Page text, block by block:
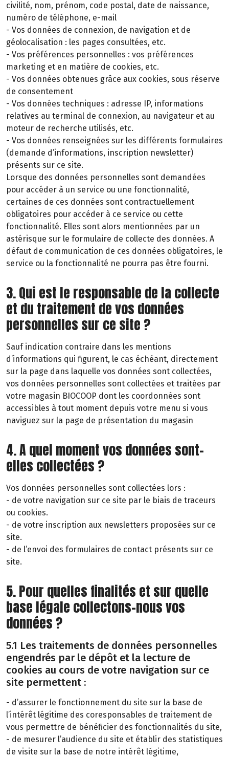
civilité, nom, prénom, code postal, date de naissance,
numéro de téléphone, e-mail
- Vos données de connexion, de navigation et de
géolocalisation : les pages consultées, etc.
- Vos préférences personnelles : vos préférences
marketing et en matière de cookies, etc.
- Vos données obtenues grâce aux cookies, sous réserve
de consentement
- Vos données techniques : adresse IP, informations
relatives au terminal de connexion, au navigateur et au
moteur de recherche utilisés, etc.
- Vos données renseignées sur les différents formulaires
(demande d’informations, inscription newsletter)
présents sur ce site.
Lorsque des données personnelles sont demandées
pour accéder à un service ou une fonctionnalité,
certaines de ces données sont contractuellement
obligatoires pour accéder à ce service ou cette
fonctionnalité. Elles sont alors mentionnées par un
astérisque sur le formulaire de collecte des données. A
défaut de communication de ces données obligatoires, le
service ou la fonctionnalité ne pourra pas être fourni.
3. Qui est le responsable de la collecte
et du traitement de vos données
personnelles sur ce site ?
Sauf indication contraire dans les mentions
d’informations qui figurent, le cas échéant, directement
sur la page dans laquelle vos données sont collectées,
vos données personnelles sont collectées et traitées par
votre magasin BIOCOOP dont les coordonnées sont
accessibles à tout moment depuis votre menu si vous
naviguez sur la page de présentation du magasin
4. A quel moment vos données sont-
elles collectées ?
Vos données personnelles sont collectées lors :
- de votre navigation sur ce site par le biais de traceurs
ou cookies.
- de votre inscription aux newsletters proposées sur ce
site.
- de l’envoi des formulaires de contact présents sur ce
site.
5. Pour quelles finalités et sur quelle
base légale collectons-nous vos
données ?
5.1 Les traitements de données personnelles
engendrés par le dépôt et la lecture de
cookies au cours de votre navigation sur ce
site permettent :
- d’assurer le fonctionnement du site sur la base de
l’intérêt légitime des coresponsables de traitement de
vous permettre de bénéficier des fonctionnalités du site,
- de mesurer l’audience du site et établir des statistiques
de visite sur la base de notre intérêt légitime,